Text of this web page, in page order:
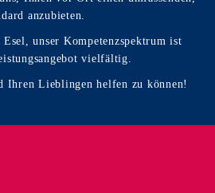
anzubieten.
unser Kompetenzspektrum ist
vielfältig.
Ihren Lieblingen helfen zu können!